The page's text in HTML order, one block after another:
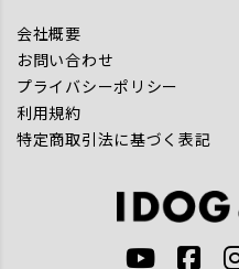
会社概要
お問い合わせ
プライバシーポリシー
利用規約
特定商取引法に基づく表記